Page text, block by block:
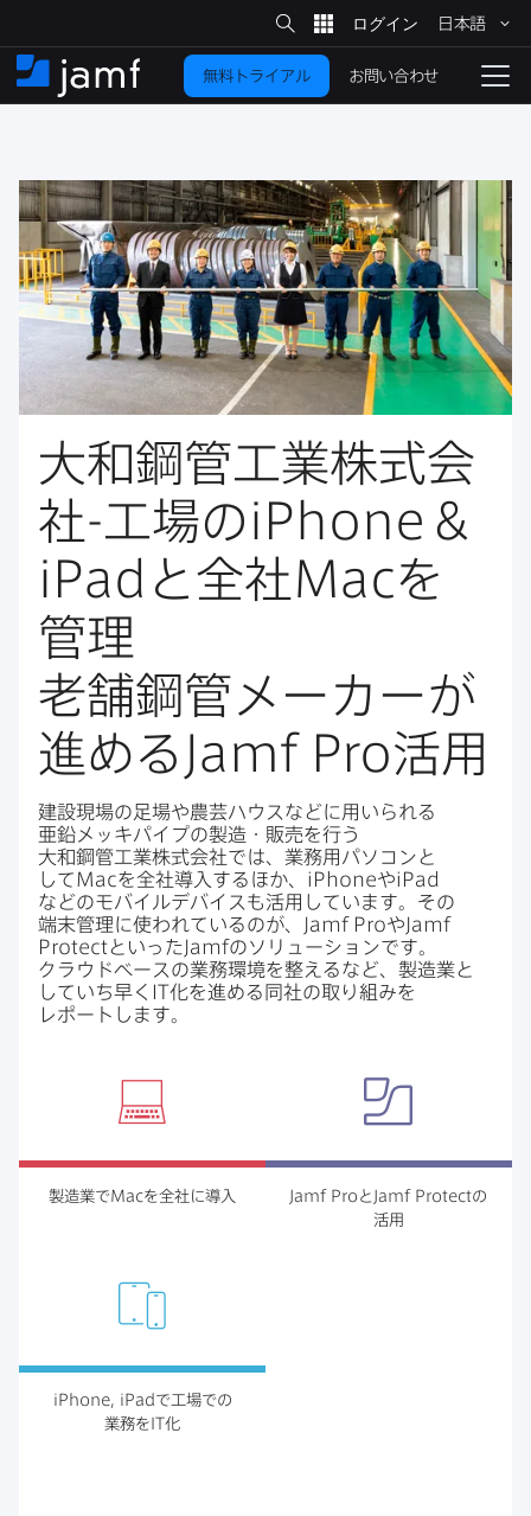
イ
ン
コ
ン
に
​
移
動
サ
イ
ト
検
索
日本語
ホ
ー
ナ
シ
ョ
ン
を
​
切
替
え
る
無料トライアル お問い合わせ
大和鋼管工業株式会
社-工場のiPhone ＆
iPad と​全社Macを​
管理
老舗鋼管メーカーが​
進める Jamf Pro活用
建設現場の​足場や​農芸ハウスなどに​用いられる​
亜鉛メッキパイプの​製造・販売を​行う​
大和鋼管工業株式会社では、​業務用パソコンと​
してMacを​全社導入する​ほか、 iPhoneやiPad
などの​モバイルデバイスも​活用しています。​その​
端末管理に​使われているのが、
Jamf Proや Jamf
Protectと​いった Jamfの​ソリューションです。​
クラウドベースの​業務環境を​整えるなど、​製造業と​
していち早く
IT化を​進める​同社の​取り組みを​
レポートします。
製造業でMacを​全社に​導入 Jamf Pro と Jamf Protectの​
活用
iPhone, iPad で​工場での​
業務を IT化